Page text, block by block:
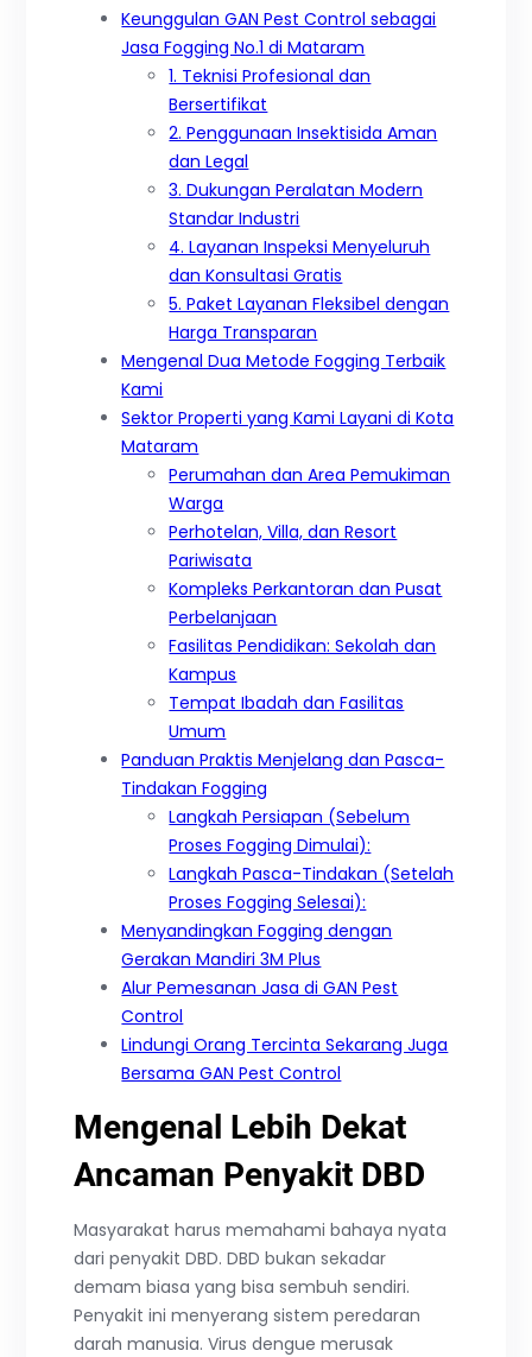
Keunggulan GAN Pest Control sebagai
Jasa Fogging No.1 di Mataram
1. Teknisi Profesional dan
Bersertifikat
2. Penggunaan Insektisida Aman
dan Legal
3. Dukungan Peralatan Modern
Standar Industri
4. Layanan Inspeksi Menyeluruh
dan Konsultasi Gratis
5. Paket Layanan Fleksibel dengan
Harga Transparan
Mengenal Dua Metode Fogging Terbaik
Kami
Sektor Properti yang Kami Layani di Kota
Mataram
Perumahan dan Area Pemukiman
Warga
Perhotelan, Villa, dan Resort
Pariwisata
Kompleks Perkantoran dan Pusat
Perbelanjaan
Fasilitas Pendidikan: Sekolah dan
Kampus
Tempat Ibadah dan Fasilitas
Umum
Panduan Praktis Menjelang dan Pasca-
Tindakan Fogging
Langkah Persiapan (Sebelum
Proses Fogging Dimulai):
Langkah Pasca-Tindakan (Setelah
Proses Fogging Selesai):
Menyandingkan Fogging dengan
Gerakan Mandiri 3M Plus
Alur Pemesanan Jasa di GAN Pest
Control
Lindungi Orang Tercinta Sekarang Juga
Bersama GAN Pest Control
Mengenal Lebih Dekat
Ancaman Penyakit DBD
Masyarakat harus memahami bahaya nyata
dari penyakit DBD. DBD bukan sekadar
demam biasa yang bisa sembuh sendiri.
Penyakit ini menyerang sistem peredaran
darah manusia. Virus dengue merusak